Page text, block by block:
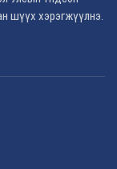
шүүх хэрэгжүүлнэ.